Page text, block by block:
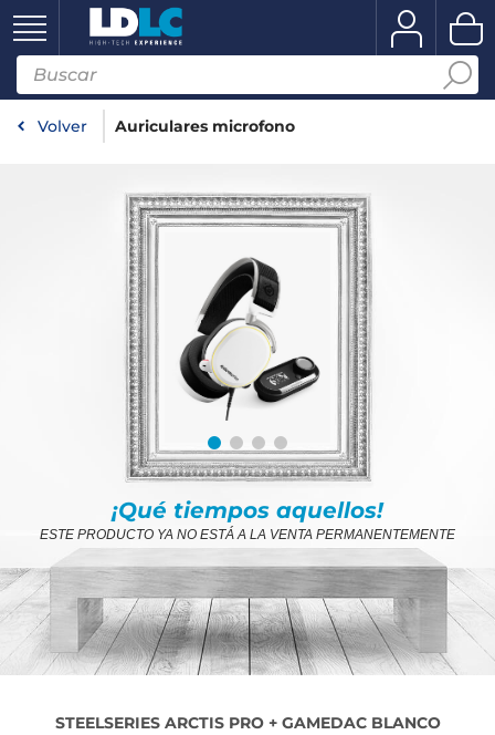
Volver Auriculares microfono
¡Qué tiempos aquellos!
ESTE PRODUCTO YA NO ESTÁ A LA VENTA PERMANENTEMENTE
STEELSERIES ARCTIS PRO + GAMEDAC BLANCO